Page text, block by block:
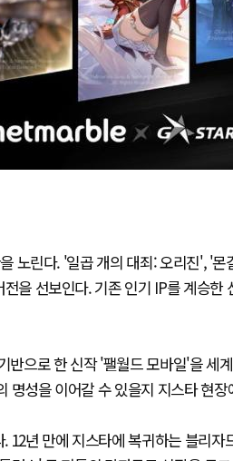
노린다. '일곱 개의 대죄: 오리진', '
을 선보인다. 기존 인기 IP를 계승
반으로 한 신작 '팰월드 모바일'을 세
명성을 이어갈 수 있을지 지스타 현
12년 만에 지스타에 복귀하는 블리